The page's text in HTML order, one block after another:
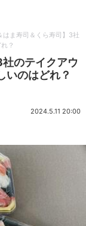
はま寿司＆くら寿司】3社
？
社のテイクアウ
いのはどれ？
2024.5.11 20:00